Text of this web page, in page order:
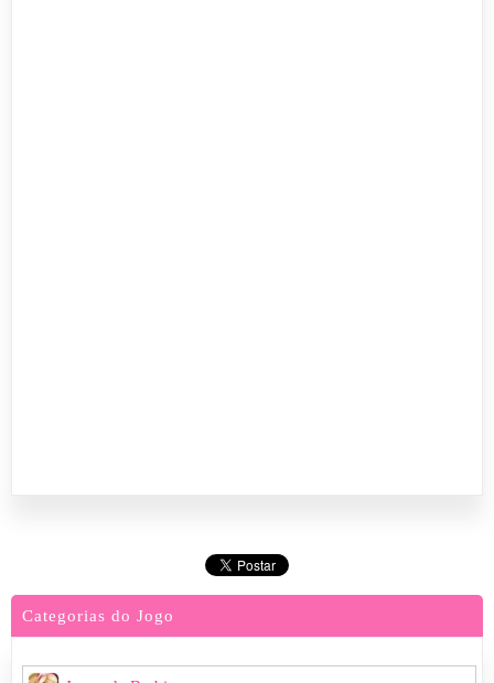
Categorias do Jogo